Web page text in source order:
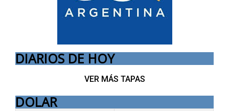
DIARIOS DE HOY
VER MÁS TAPAS
DOLAR